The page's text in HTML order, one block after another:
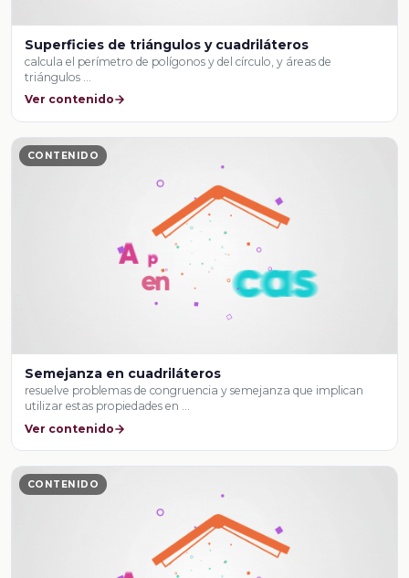
Superficies de triángulos y cuadriláteros
calcula el perímetro de polígonos y del círculo, y áreas de
triángulos …
Ver contenido
CONTENIDO
Semejanza en cuadriláteros
resuelve problemas de congruencia y semejanza que implican
utilizar estas propiedades en …
Ver contenido
CONTENIDO